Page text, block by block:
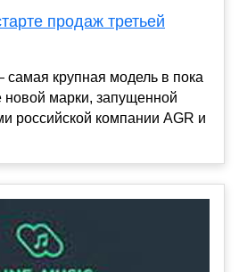
продаж третьей
крупная модель в пока
марки, запущенной
российской компании AGR и